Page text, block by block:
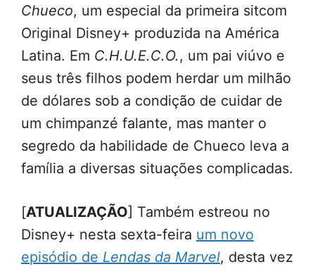
Chueco, um especial da primeira sitcom
Original Disney+ produzida na América
Latina. Em C.H.U.E.C.O., um pai viúvo e
seus três filhos podem herdar um milhão
de dólares sob a condição de cuidar de
um chimpanzé falante, mas manter o
segredo da habilidade de Chueco leva a
família a diversas situações complicadas.
[ATUALIZAÇÃO] Também estreou no
Disney+ nesta sexta-feira um novo
episódio de Lendas da Marvel, desta vez